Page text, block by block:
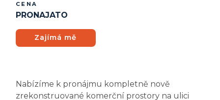
CENA
PRONAJATO
Zajímá mě
Nabízíme k pronájmu kompletně nově
zrekonstruované komerční prostory na ulici